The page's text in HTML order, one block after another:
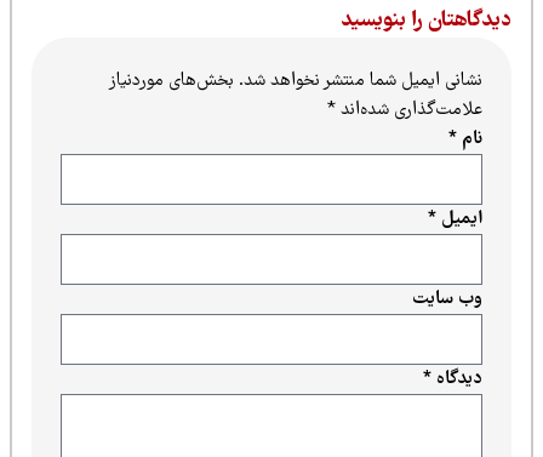
را بنویسید
نشانی ایمیل شما منتشر نخواهد شد.بخش‌های موردنیاز
علامت‌گذاری شده‌اند*
دیدگاه*
ایمیل*
وب‌ سایت